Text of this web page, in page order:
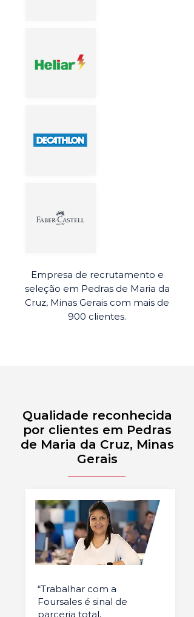
Empresa de recrutamento e
seleção em Pedras de Maria da
Cruz, Minas Gerais com mais de
900 clientes.
Qualidade reconhecida
por clientes em Pedras
de Maria da Cruz, Minas
Gerais
“Trabalhar com a
Foursales é sinal de
parceria total,